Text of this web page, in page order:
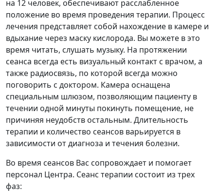
на 12 человек, обеспечивают расслабленное
положение во время проведения терапии. Процесс
лечения представляет собой нахождение в камере и
вдыхание через маску кислорода. Вы можете в это
время читать, слушать музыку. На протяжении
сеанса всегда есть визуальный контакт с врачом, а
также радиосвязь, по которой всегда можно
поговорить с доктором. Камера оснащена
специальным шлюзом, позволяющим пациенту в
течении одной минуты покинуть помещение, не
причиняя неудобств остальным. Длительность
терапии и количество сеансов варьируется в
зависимости от диагноза и течения болезни.
Во время сеансов Вас сопровождает и помогает
персонал Центра. Сеанс терапии состоит из трех
фаз: